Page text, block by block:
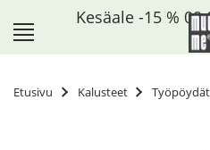
sisältöön
Etusivu Kalusteet
Kesäale -15 %